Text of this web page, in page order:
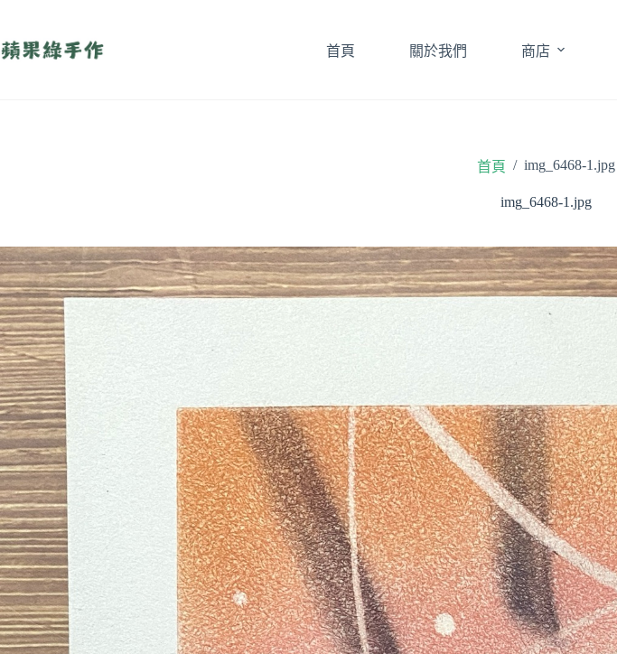
主
首頁 關於我們 商店
首頁 / img_6468-1.jpg
img_6468-1.jpg